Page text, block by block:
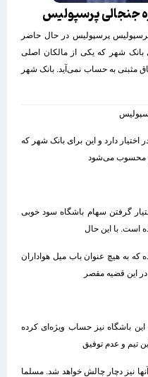
جنجالی پرسپولیس
پرسپولیس در حال حاضر
بانک شهر که یکی از مالکان اصلی
به حساب نمی‌آید. بانک شهر
دارد و این برای بانک شهر که
محسوب می‌شود
گرفتن سهام باشگاه سود خوبی
است. با این حال
به هیچ عنوان باب میل هواداران
این قضیه مقصر
باشگاه نیز حساب ویژه‌ای کرده
تیم و عدم توفیق
نیز دچار چالش خواهد شد. مسلما